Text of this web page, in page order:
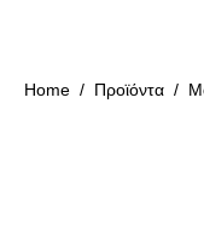
Home Προϊόντα